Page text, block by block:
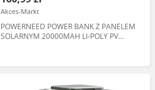
Akces-Markt
POWERNEED POWER BANK Z PANELEM
SOLARNYM 20000MAH LI-POLY PV